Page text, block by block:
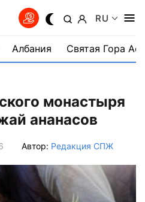
RU
Албания Святая Гора
монастыря
ананасов
Автор: Редакция СПЖ